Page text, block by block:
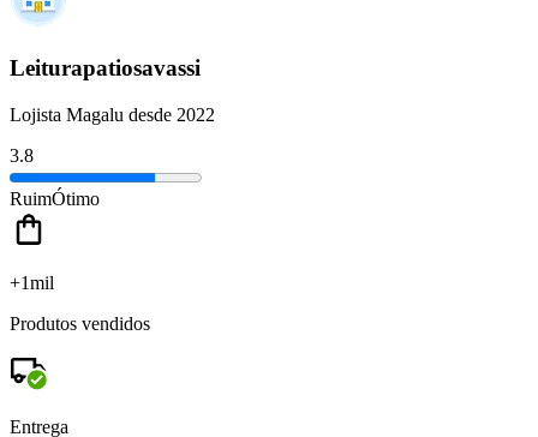
Leiturapatiosavassi
Lojista Magalu desde 2022
3.8
RuimÓtimo
+1mil
Produtos vendidos
Entrega